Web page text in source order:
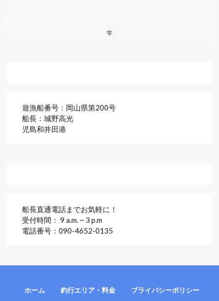
竿
遊漁船番号：岡山県第200号
船長：城野高光
児島和井田港
船長直通電話までお気軽に！
受付時間： 9 a.m. ~ 3 p.m
電話番号：090-4652-0135
ホーム 釣行エリア・料金 プライバシーポリシー